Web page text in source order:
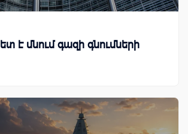
է մնում գազի գնումների